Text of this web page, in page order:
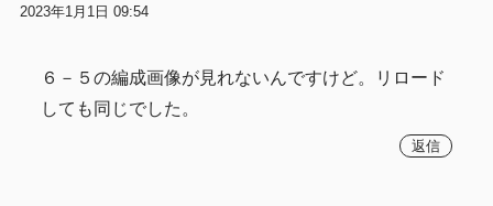
2023年1月1日 09:54
６－５の編成画像が見れないんですけど。リロード
しても同じでした。
返信